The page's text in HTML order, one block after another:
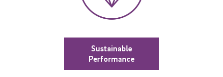
Sustainable
Performance